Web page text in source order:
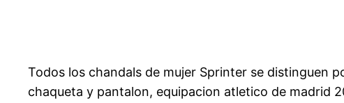
Todos los chandals de mujer Sprinter se distinguen
chaqueta y pantalon, equipacion atletico de madrid